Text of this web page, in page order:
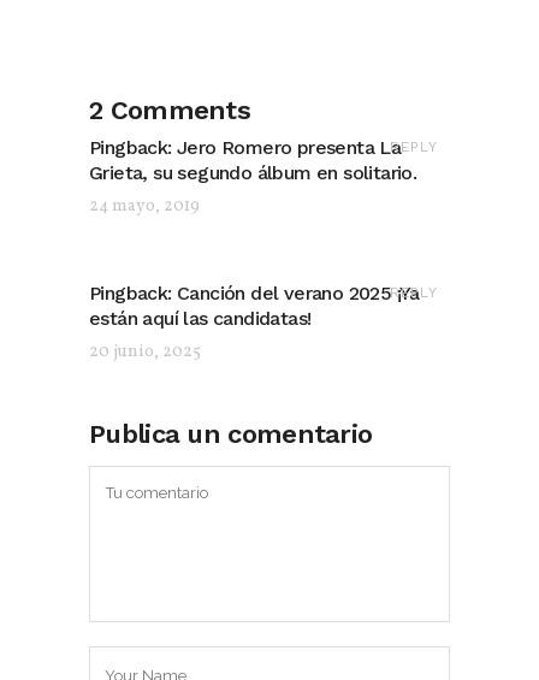
2 Comments
REPLY
Pingback:Jero Romero presenta La
Grieta, su segundo álbum en solitario.
24 mayo, 2019
REPLY
Pingback: Canción del verano 2025 ¡Ya
están aquí las candidatas!
20 junio, 2025
Publica un comentario